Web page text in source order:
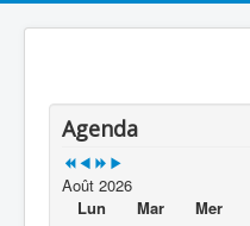
Agenda
Août 2026
Lun
Mar Mer